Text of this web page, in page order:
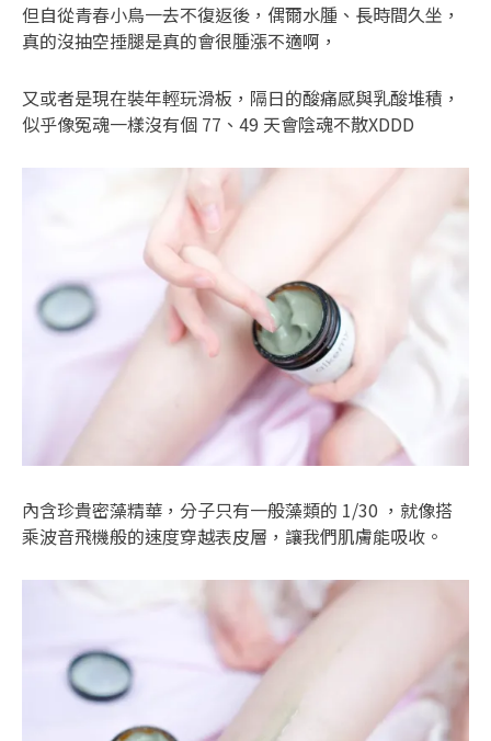
但自從青春小鳥一去不復返後，偶爾水腫、長時間久坐，
真的沒抽空捶腿是真的會很腫漲不適啊，
又或者是現在裝年輕玩滑板，隔日的酸痛感與乳酸堆積，
似乎像冤魂一樣沒有個 77、49 天會陰魂不散XDDD
內含珍貴密藻精華，分子只有一般藻類的 1/30 ，就像搭
乘波音飛機般的速度穿越表皮層，讓我們肌膚能吸收。